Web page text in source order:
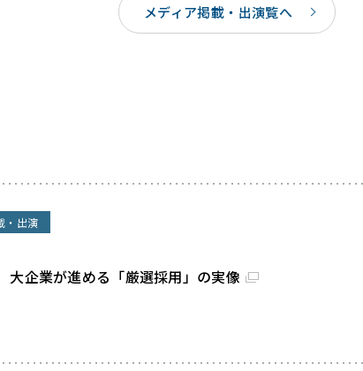
メディア掲載・出演覧へ
・出演
企業が進める「厳選採用」の実像